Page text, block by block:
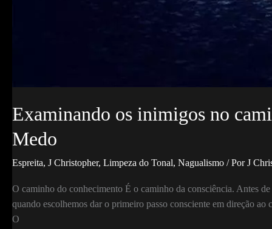
Examinando os inimigos no
Medo
Espreita, J Christopher, Limpeza do Tonal, Nagualismo / PorJ
O caminho do conhecimento É o caminho da consciência. Antes
quando escolhemos dar o primeiro passo consciente em direção
O